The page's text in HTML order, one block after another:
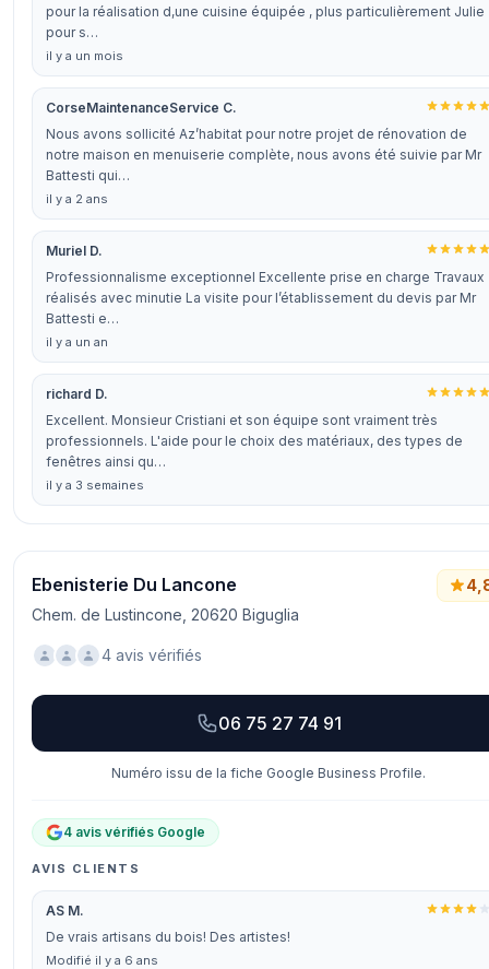
pour la réalisation d,une cuisine équipée , plus particulièrement Julie
pour s…
il y a un mois
CorseMaintenanceService C.
Nous avons sollicité Az’habitat pour notre projet de rénovation de
notre maison en menuiserie complète, nous avons été suivie par Mr
Battesti qui…
il y a 2 ans
Muriel D.
Professionnalisme exceptionnel Excellente prise en charge Travaux
réalisés avec minutie La visite pour l’établissement du devis par Mr
Battesti e…
il y a un an
richard D.
Excellent. Monsieur Cristiani et son équipe sont vraiment très
professionnels. L'aide pour le choix des matériaux, des types de
fenêtres ainsi qu…
il y a 3 semaines
Ebenisterie Du Lancone
Chem. de Lustincone, 20620 Biguglia
4 avis vérifiés
06 75 27 74 91
Numéro issu de la fiche Google Business Profile.
4 avis vérifiés Google
AVIS CLIENTS
AS M.
De vrais artisans du bois! Des artistes!
Modifié il y a 6 ans